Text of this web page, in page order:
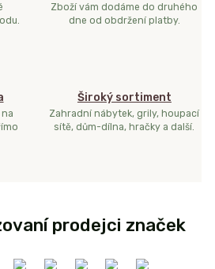
Zboží vám dodáme do druhého
dne od obdržení platby.
Široký sortiment
Zahradní nábytek, grily, houpací
sítě, dům-dílna, hračky a další.
prodejci značek